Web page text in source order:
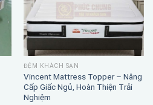
ĐỆM KHÁCH SẠN
Vincent Mattress Topper – Nâng
Cấp Giấc Ngủ, Hoàn Thiện Trải
Nghiệm